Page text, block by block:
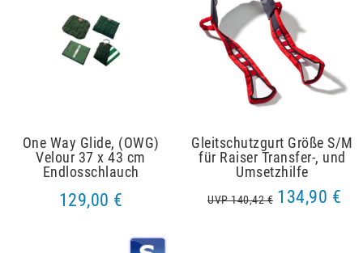
One Way Glide, (OWG)
Velour 37 x 43 cm
Endlosschlauch
129,00 €
Gleitschutzgurt Größe S/M
für Raiser Transfer-, und
Umsetzhilfe
UVP 140,42 € 134,90 €